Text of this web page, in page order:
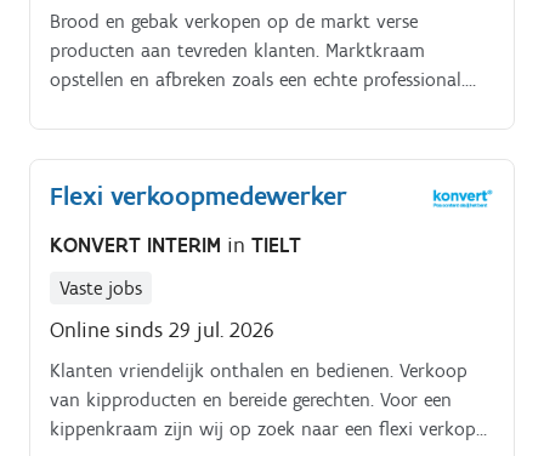
Brood en gebak verkopen op de markt verse
producten aan tevreden klanten. Marktkraam
opstellen en afbreken zoals een echte professional.
Flexi verkoopmedewerker
KONVERT INTERIM in TIELT
Vaste jobs
Online sinds 29 jul. 2026
Klanten vriendelijk onthalen en bedienen. Verkoop
van kipproducten en bereide gerechten. Voor een
kippenkraam zijn wij op zoek naar een flexi verkoper